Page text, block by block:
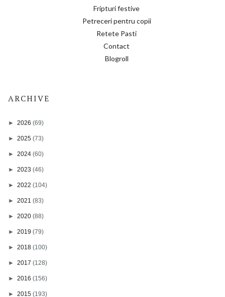
Fripturi festive
Petreceri pentru copii
Retete Pasti
Contact
Blogroll
ARCHIVE
► 2026 (69)
► 2025 (73)
► 2024 (60)
► 2023 (46)
► 2022 (104)
► 2021 (83)
► 2020 (88)
► 2019 (79)
► 2018 (100)
► 2017 (128)
► 2016 (156)
► 2015 (193)